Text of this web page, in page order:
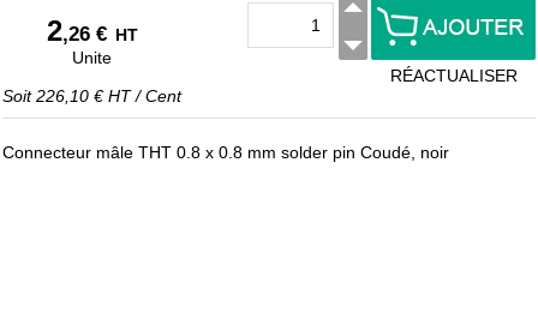
2,26 € HT
Unite
Soit226,10 € HT/Cent
RÉACTUALISER
Connecteur mâle THT 0.8 x 0.8 mm solder pin Coudé, noir